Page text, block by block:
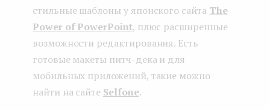
стильные шаблоны у японского сайта The
Power of PowerPoint, плюс расширенные
возможности редактирования. Есть
готовые макеты питч-дека и для
мобильных приложений, такие можно
найти на сайте Selfone.